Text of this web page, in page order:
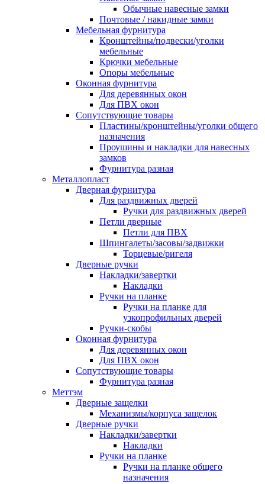
Обычные навесные замки
Почтовые / накидные замки
Мебельная фурнитура
Кронштейны/подвески/уголки
мебельные
Крючки мебельные
Опоры мебельные
Оконная фурнитура
Для деревянных окон
Для ПВХ окон
Сопутствующие товары
Пластины/кронштейны/уголки общего
назначения
Проушины и накладки для навесных
замков
Фурнитура разная
Металлопласт
Дверная фурнитура
Для раздвижных дверей
Ручки для раздвижных дверей
Петли дверные
Петли для ПВХ
Шпингалеты/засовы/задвижки
Торцевые/ригеля
Дверные ручки
Накладки/завертки
Накладки
Ручки на планке
Ручки на планке для
узкопрофильных дверей
Ручки-скобы
Оконная фурнитура
Для деревянных окон
Для ПВХ окон
Сопутствующие товары
Фурнитура разная
Меттэм
Дверные защелки
Механизмы/корпуса защелок
Дверные ручки
Накладки/завертки
Накладки
Ручки на планке
Ручки на планке общего
назначения